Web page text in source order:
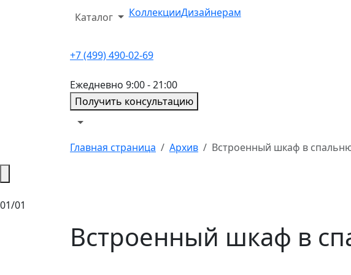
Каталог КоллекцииДизайнерам
+7 (499) 490-02-69
Ежедневно 9:00 - 21:00
Получить консультацию
Главная страница Архив Встроенный шкаф в
01/01
Встроенный шкаф в